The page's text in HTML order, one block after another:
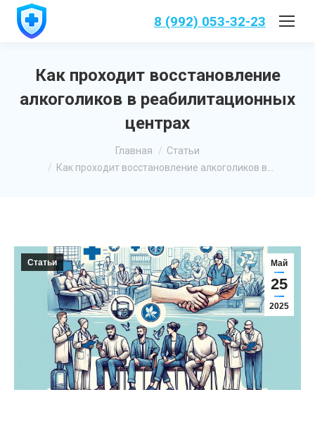
8 (992) 053-32-23
Как проходит восстановление
алкоголиков в реабилитационных
центрах
Главная
Статьи
Как проходит восстановление алкоголиков в…
Май
25
2025
Статьи